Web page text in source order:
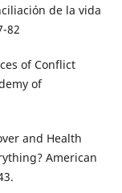
de la vida
82
of Conflict
of
and Health
American